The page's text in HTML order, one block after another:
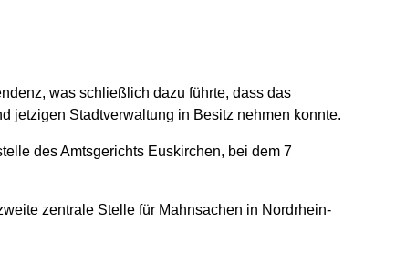
was schließlich dazu führte, dass das
jetzigen Stadtverwaltung in Besitz nehmen konnte.
des Amtsgerichts Euskirchen, bei dem 7
zentrale Stelle für Mahnsachen in Nordrhein-